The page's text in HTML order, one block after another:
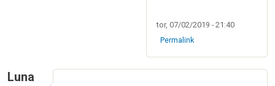
tor, 07/02/2019 - 21:40
Permalink
Luna